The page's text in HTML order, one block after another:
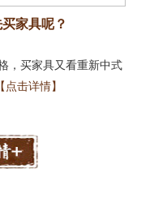
家具呢？
，买家具又看重新中式
【点击详情】